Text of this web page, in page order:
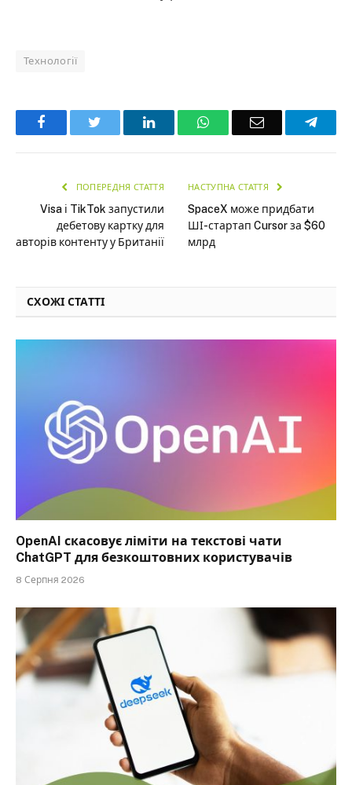
Технології
Facebook LinkedInWhatsAppEmail
ПОПЕРЕДНЯ СТАТТЯ
Visa і TikTok запустили
дебетову картку для
авторів контенту у Британії
НАСТУПНА СТАТТЯ
SpaceX може придбати
ШІ-стартап Cursor за $60
млрд
СХОЖІ СТАТТІ
OpenAI скасовує ліміти на текстові чати
ChatGPT для безкоштовних користувачів
8 Серпня 2026